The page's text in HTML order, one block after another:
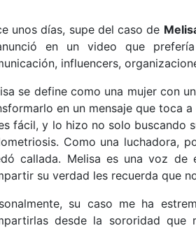
unos días, supe del caso de
en un video que
influencers,
se define como una mujer con
en un mensaje que toca
fácil, y lo hizo no solo buscando
Como una luchadora,
callada. Melisa es una voz de
su verdad les recuerda que
su caso me ha
desde la sororidad que